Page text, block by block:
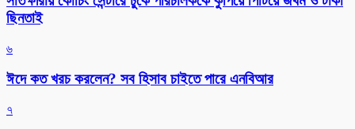
ছিনতাই
৬
ঈদে কত খরচ করলেন? সব হিসাব চাইতে পারে এনবিআর
৭